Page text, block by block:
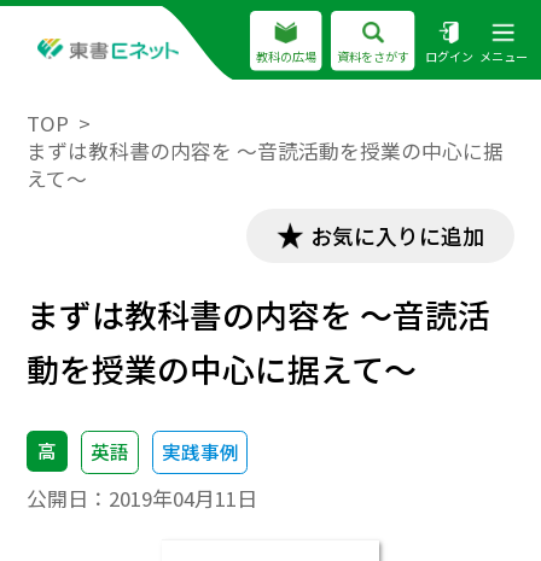
教科の広場 資料をさがす ログイン メニュー
TOP
まずは教科書の内容を ～音読活動を授業の中心に据
えて～
お気に入りに追加
まずは教科書の内容を ～音読活
動を授業の中心に据えて～
高 英語 実践事例
公開日： 2019年04月11日